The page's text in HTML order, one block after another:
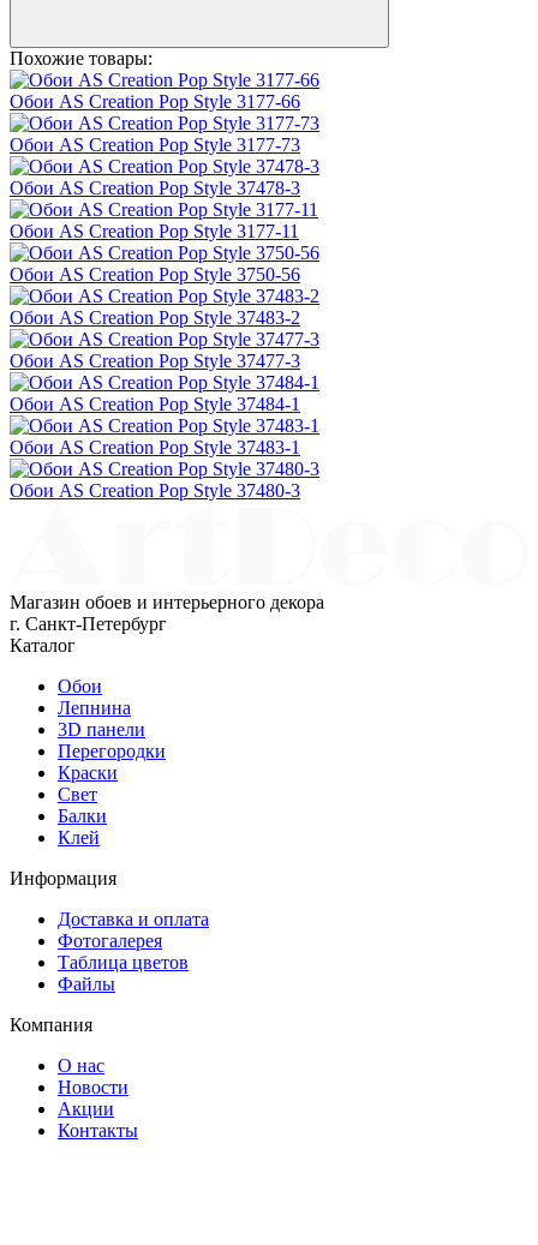
Похожие товары:
Обои AS Creation Pop Style 3177-66
Обои AS Creation Pop Style 3177-73
Обои AS Creation Pop Style 37478-3
Обои AS Creation Pop Style 3177-11
Обои AS Creation Pop Style 3750-56
Обои AS Creation Pop Style 37483-2
Обои AS Creation Pop Style 37477-3
Обои AS Creation Pop Style 37484-1
Обои AS Creation Pop Style 37483-1
Обои AS Creation Pop Style 37480-3
Магазин обоев и интерьерного декора
г. Санкт-Петербург
Каталог
Обои
Лепнина
3D панели
Перегородки
Краски
Свет
Балки
Клей
Информация
Доставка и оплата
Фотогалерея
Таблица цветов
Файлы
Компания
О нас
Новости
Акции
Контакты